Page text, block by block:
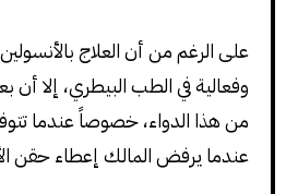
على الرغم من أن العلاج
وفعالية في الطب البيطري، إلا
من هذا الدواء، خصوصاً عندما
عندما يرفض المالك إعطاء حقن